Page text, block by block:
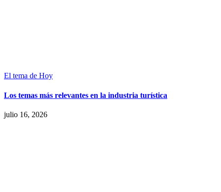
El tema de Hoy
Los temas más relevantes en la industria turística
julio 16, 2026